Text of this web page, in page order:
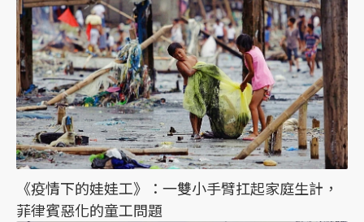
《疫情下的娃娃工》：一雙小手臂扛起家庭生計，
菲律賓惡化的童工問題